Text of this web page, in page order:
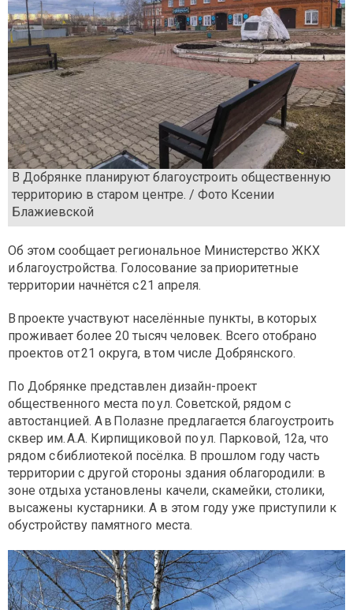
В Добрянке планируют благоустроить общественную
территорию в старом центре. / Фото Ксении
Блажиевской
Об этом сообщает региональное Министерство ЖКХ
и благоустройства. Голосование за приоритетные
территории начнётся с 21 апреля.
В проекте участвуют населённые пункты, в которых
проживает более 20 тысяч человек. Всего отобрано
проектов от 21 округа, в том числе Добрянского.
По Добрянке представлен дизайн-проект
общественного места по ул. Советской, рядом с
автостанцией. А в Полазне предлагается благоустроить
сквер им. А.А. Кирпищиковой по ул. Парковой, 12а, что
рядом с библиотекой посёлка. В прошлом году часть
территории с другой стороны здания облагородили: в
зоне отдыха установлены качели, скамейки, столики,
высажены кустарники. А в этом году уже приступили к
обустройству памятного места.